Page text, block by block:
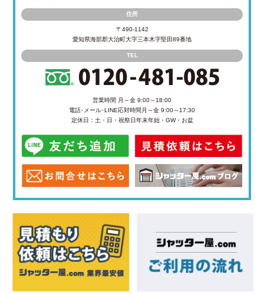
住所
〒490-1142
愛知県海部郡大治町大字三本木字堅田89番地
TEL
営業時間 月～金 9:00～18:00
電話･メール･LINE応対時間 月～金 9:00～17:30
定休日：土・日・祝祭日年末年始・GW・お盆